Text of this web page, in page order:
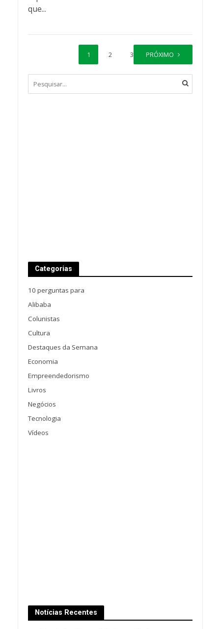
que...
1 2 3 PRÓXIMO
Categorias
10 perguntas para
Alibaba
Colunistas
Cultura
Destaques da Semana
Economia
Empreendedorismo
Livros
Negócios
Tecnologia
Vídeos
Notícias Recentes